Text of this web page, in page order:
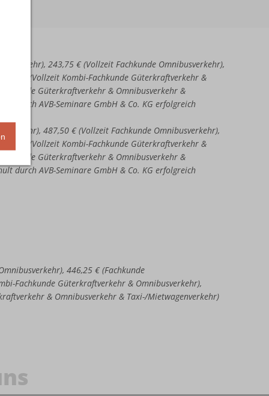
243,75 € (Vollzeit Fachkunde Omnibusverkehr),
€ (Vollzeit Kombi-Fachkunde Güterkraftverkehr &
Güterkraftverkehr & Omnibusverkehr &
durch AVB-Seminare GmbH & Co. KG erfolgreich
487,50 € (Vollzeit Fachkunde Omnibusverkehr),
€ (Vollzeit Kombi-Fachkunde Güterkraftverkehr &
Güterkraftverkehr & Omnibusverkehr &
durch AVB-Seminare GmbH & Co. KG erfolgreich
446,25 € (Fachkunde
Fachkunde Güterkraftverkehr & Omnibusverkehr),
& Omnibusverkehr & Taxi-/Mietwagenverkehr)